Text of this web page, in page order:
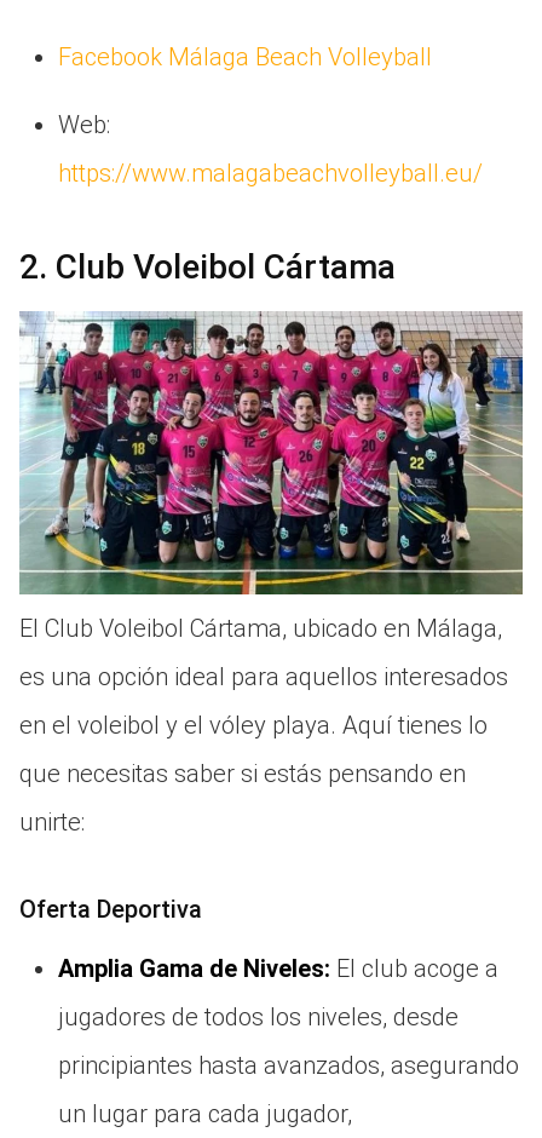
Facebook Málaga Beach Volleyball
Web:
https://www.malagabeachvolleyball.eu/
2. Club Voleibol Cártama
El Club Voleibol Cártama, ubicado en Málaga,
es una opción ideal para aquellos interesados
en el voleibol y el vóley playa. Aquí tienes lo
que necesitas saber si estás pensando en
unirte:
Oferta Deportiva
Amplia Gama de Niveles: El club acoge a
jugadores de todos los niveles, desde
principiantes hasta avanzados, asegurando
un lugar para cada jugador,